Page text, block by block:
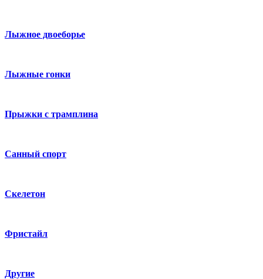
Лыжное двоеборье
Лыжные гонки
Прыжки с трамплина
Санный спорт
Скелетон
Фристайл
Другие